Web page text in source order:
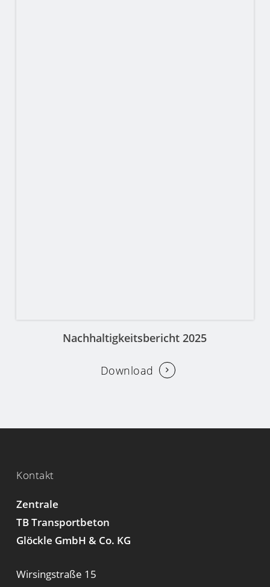
Nachhaltigkeitsbericht 2025
Download
Kontakt
Zentrale
TB Transportbeton
Glöckle GmbH & Co. KG
Wirsingstraße 15